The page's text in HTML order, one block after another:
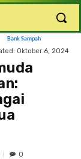
Bank Sampah
Oktober 6, 2024
0